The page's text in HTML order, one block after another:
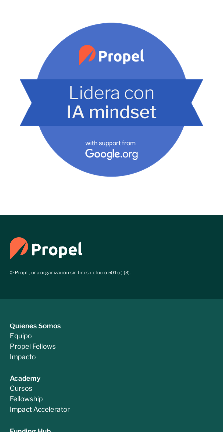
© PropL, una organización sin fines de lucro 501 (c) (3).
Quiénes Somos
Equipo
Propel Fellows
Impacto
Academy
Cursos
Fellowship
Impact Accelerator